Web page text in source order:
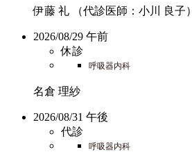
伊藤 礼 （代診医師：小川 良子）
2026/08/29 午前
休診
呼吸器内科
名倉 理紗
2026/08/31 午後
代診
呼吸器内科